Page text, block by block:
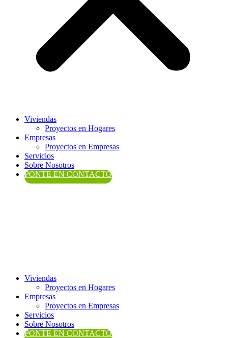
Viviendas
Proyectos en Hogares
Empresas
Proyectos en Empresas
Servicios
Sobre Nosotros
PONTE EN CONTACTO
Viviendas
Proyectos en Hogares
Empresas
Proyectos en Empresas
Servicios
Sobre Nosotros
PONTE EN CONTACTO